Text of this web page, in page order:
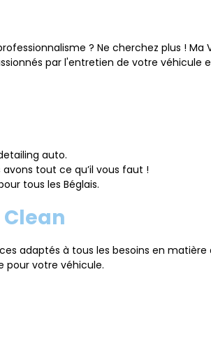
? Ne cherchez plus !
par l'entretien de votre véhicule
auto.
tout ce qu’il vous faut !
tous les Béglais.
Clean
adaptés à tous les besoins en
pour votre véhicule.